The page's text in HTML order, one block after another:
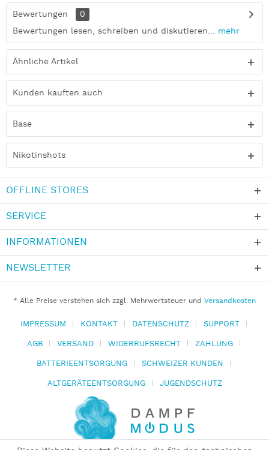
Bewertungen
0
Bewertungen lesen, schreiben und diskutieren... mehr
Ähnliche Artikel
Kunden kauften auch
Base
Nikotinshots
OFFLINE STORES
SERVICE
INFORMATIONEN
NEWSLETTER
* Alle Preise verstehen sich zzgl. Mehrwertsteuer und Versandkosten
IMPRESSUM KONTAKT DATENSCHUTZ
SUPPORT
AGB
VERSAND WIDERRUFSRECHT
ZAHLUNG
BATTERIEENTSORGUNG
SCHWEIZER KUNDEN
ALTGERÄTEENTSORGUNG
JUGENDSCHUTZ